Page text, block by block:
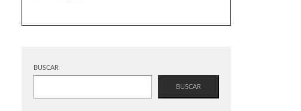
BUSCAR
BUSCAR